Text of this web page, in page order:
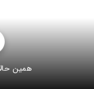
همین